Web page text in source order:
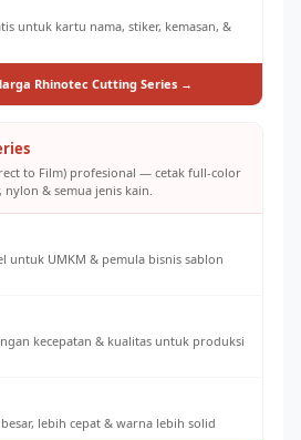
untuk kartu nama, stiker, kemasan, &
Rhinotec Cutting Series →
to Film) profesional — cetak full-color
nylon & semua jenis kain.
UMKM & pemula bisnis sablon
kecepatan & kualitas untuk produksi
lebih cepat & warna lebih solid